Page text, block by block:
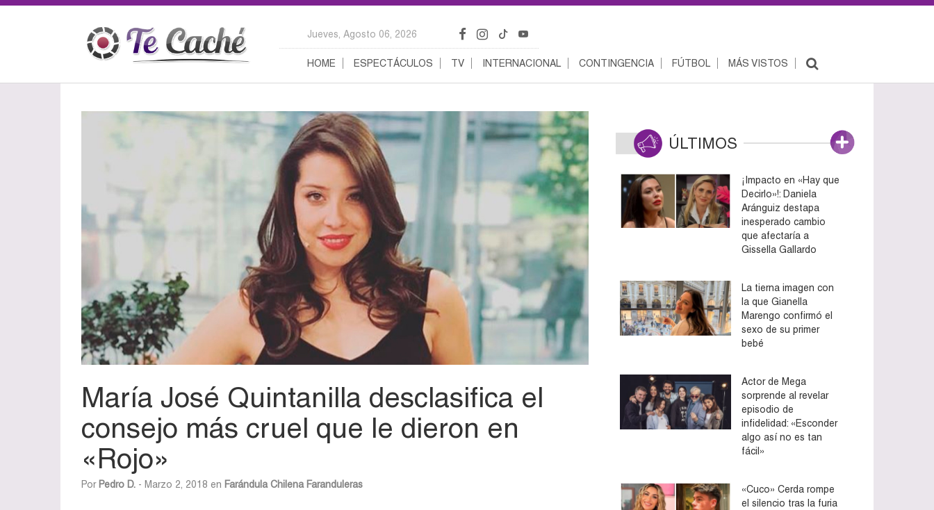
Jueves, Agosto 06, 2026
HOME ESPECTÁCULOS TV INTERNACIONAL CONTINGENCIA FÚTBOL MÁS VISTOS
María José Quintanilla desclasifica el
consejo más cruel que le dieron en
«Rojo»
Por Pedro D. - Marzo 2, 2018 en Farándula Chilena Faranduleras
ÚLTIMOS
¡Impacto en «Hay que
Decirlo»!: Daniela
Aránguiz destapa
inesperado cambio
que afectaría a
Gissella Gallardo
La tierna imagen con
la que Gianella
Marengo confirmó el
sexo de su primer
bebé
Actor de Mega
sorprende al revelar
episodio de
infidelidad: «Esconder
algo así no es tan
fácil»
«Cuco» Cerda rompe
el silencio tras la furia